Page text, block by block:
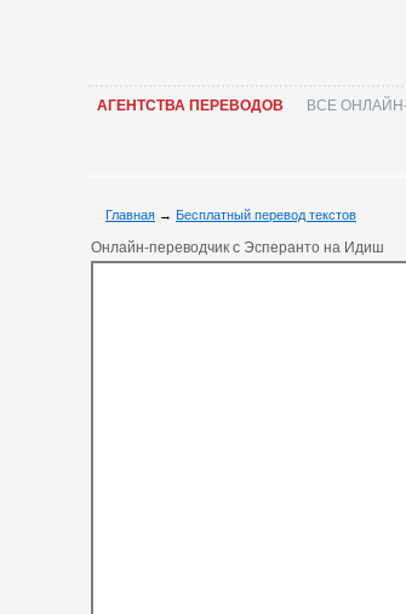
АГЕНТСТВА ПЕРЕВОДОВ ВСЕ
Главная → Бесплатный перевод текстов
Онлайн-переводчик с Эсперанто на Идиш